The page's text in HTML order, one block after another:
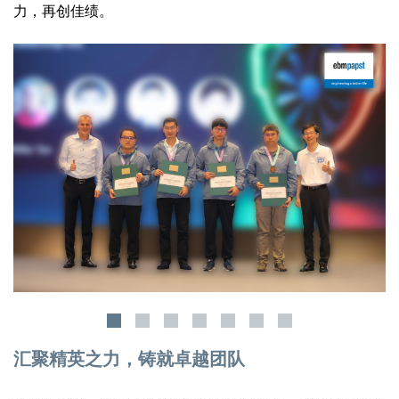
力，再创佳绩。
汇聚精英之力，铸就卓越团队